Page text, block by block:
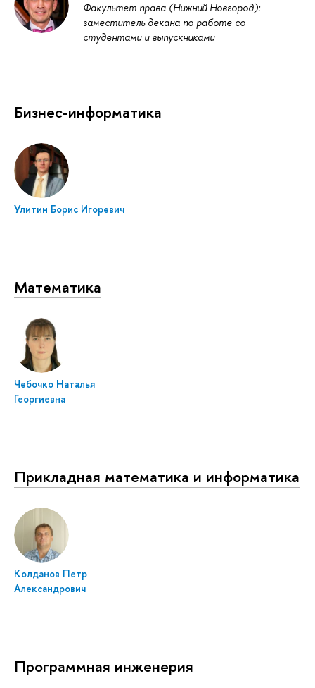
Факультет права (Нижний Новгород):
заместитель декана по работе со
студентами и выпускниками
Бизнес-информатика
Улитин Борис Игоревич
Математика
Чебочко Наталья
Георгиевна
Прикладная математика и информатика
Колданов Петр
Александрович
Программная инженерия